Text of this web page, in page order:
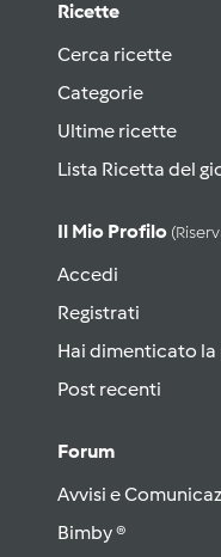
Ricette
Cerca ricette
Categorie
Ultime ricette
Lista Ricetta del
Il Mio Profilo
Accedi
Registrati
Hai dimenticato la
Post recenti
Forum
Avvisi e
Bimby ®